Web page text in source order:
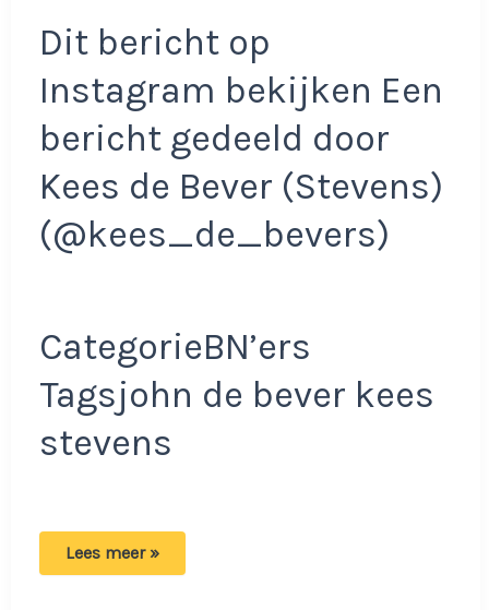
Dit bericht op
Instagram bekijken Een
bericht gedeeld door
Kees de Bever (Stevens)
(@kees_de_bevers)
CategorieBN’ers
Tagsjohn de bever kees
stevens
Schrikmoment
Lees meer »